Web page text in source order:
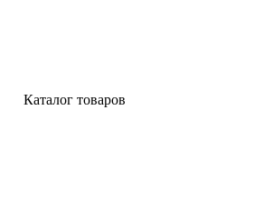
Каталог товаров